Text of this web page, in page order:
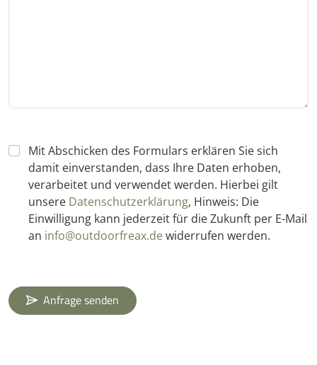
Mit Abschicken des Formulars erklären Sie sich
damit einverstanden, dass Ihre Daten erhoben,
verarbeitet und verwendet werden. Hierbei gilt
unsere Datenschutzerklärung, Hinweis: Die
Einwilligung kann jederzeit für die Zukunft per E-Mail
an info@outdoorfreax.dewiderrufen werden.
Anfrage senden